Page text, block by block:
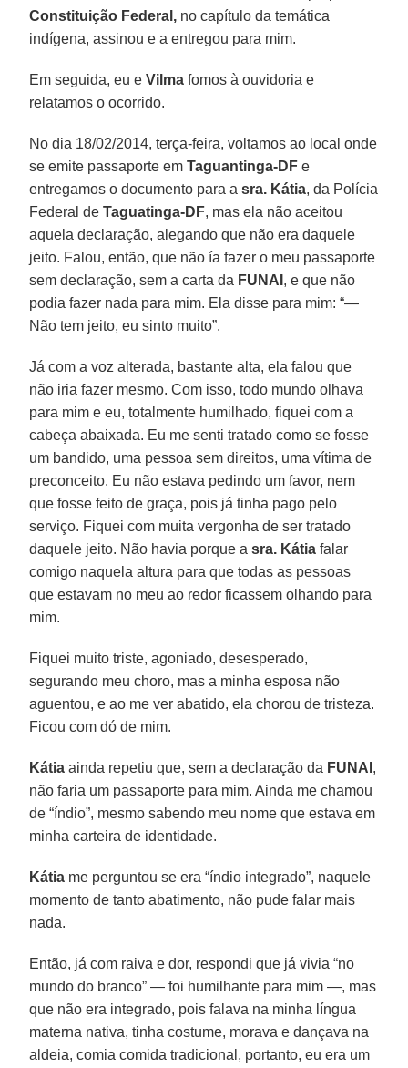
Constituição Federal, no capítulo da temática
indígena, assinou e a entregou para mim.
Em seguida, eu eVilma fomos à ouvidoria e
relatamos o ocorrido.
No dia 18/02/2014, terça-feira, voltamos ao local onde
se emite passaporte emTaguantinga-DF e
entregamos o documento para asra. Kátia, da Polícia
Federal deTaguatinga-DF, mas ela não aceitou
aquela declaração, alegando que não era daquele
jeito. Falou, então, que não ía fazer o meu passaporte
sem declaração, sem a carta da FUNAI , e que não
podia fazer nada para mim. Ela disse para mim: “—
Não tem jeito, eu sinto muito”.
Já com a voz alterada, bastante alta, ela falou que
não iria fazer mesmo. Com isso, todo mundo olhava
para mim e eu, totalmente humilhado, fiquei com a
cabeça abaixada. Eu me senti tratado como se fosse
um bandido, uma pessoa sem direitos, uma vítima de
preconceito. Eu não estava pedindo um favor, nem
que fosse feito de graça, pois já tinha pago pelo
serviço. Fiquei com muita vergonha de ser tratado
daquele jeito. Não havia porque asra. Kátia falar
comigo naquela altura para que todas as pessoas
que estavam no meu ao redor ficassem olhando para
mim.
Fiquei muito triste, agoniado, desesperado,
segurando meu choro, mas a minha esposa não
aguentou, e ao me ver abatido, ela chorou de tristeza.
Ficou com dó de mim.
Kátia ainda repetiu que, sem a declaração da FUNAI ,
não faria um passaporte para mim. Ainda me chamou
de “índio”, mesmo sabendo meu nome que estava em
minha carteira de identidade.
Kátia me perguntou se era “índio integrado”, naquele
momento de tanto abatimento, não pude falar mais
nada.
Então, já com raiva e dor, respondi que já vivia “no
mundo do branco” — foi humilhante para mim —, mas
que não era integrado, pois falava na minha língua
materna nativa, tinha costume, morava e dançava na
aldeia, comia comida tradicional, portanto, eu era um